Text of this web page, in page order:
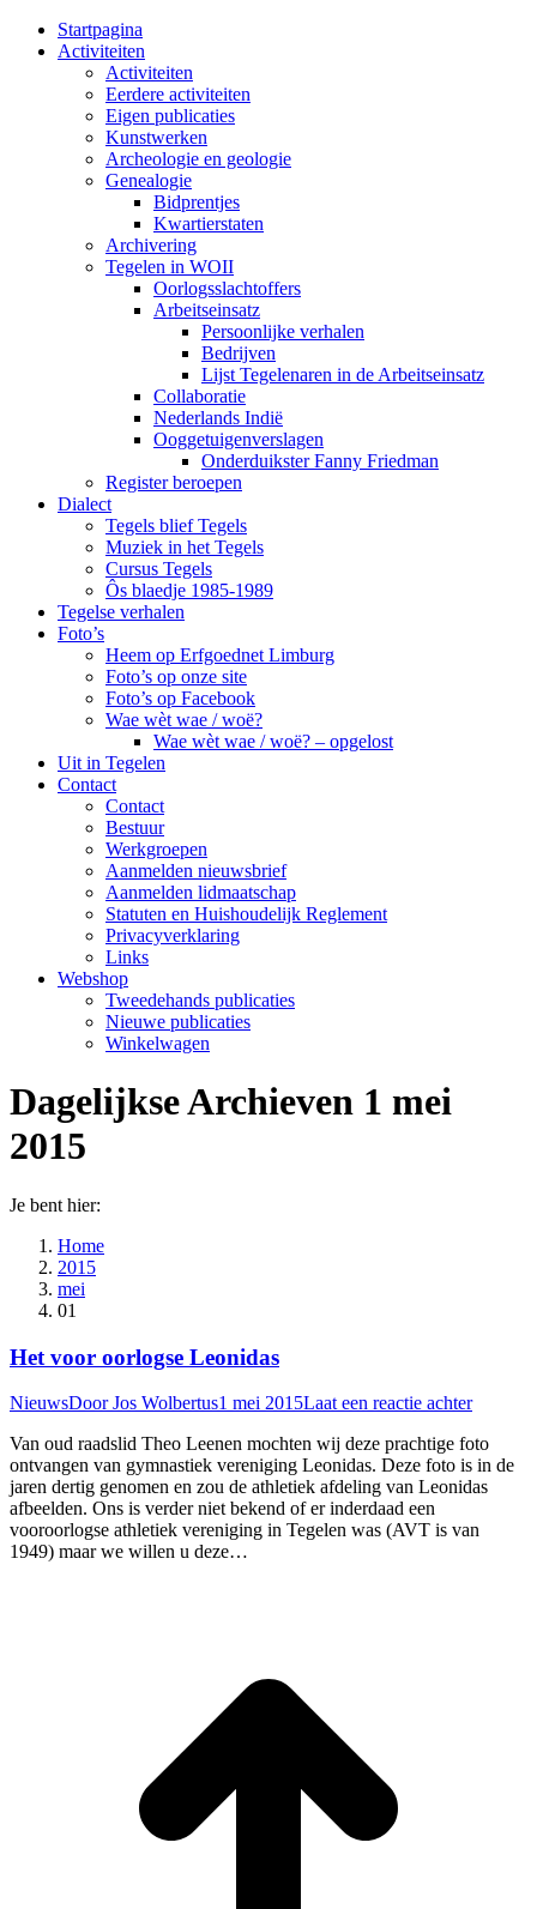
Startpagina
Activiteiten
Activiteiten
Eerdere activiteiten
Eigen publicaties
Kunstwerken
Archeologie en geologie
Genealogie
Bidprentjes
Kwartierstaten
Archivering
Tegelen in WOII
Oorlogsslachtoffers
Arbeitseinsatz
Persoonlijke verhalen
Bedrijven
Lijst Tegelenaren in de Arbeitseinsatz
Collaboratie
Nederlands Indië
Ooggetuigenverslagen
Onderduikster Fanny Friedman
Register beroepen
Dialect
Tegels blief Tegels
Muziek in het Tegels
Cursus Tegels
Ôs blaedje 1985-1989
Tegelse verhalen
Foto’s
Heem op Erfgoednet Limburg
Foto’s op onze site
Foto’s op Facebook
Wae wèt wae / woë?
Wae wèt wae / woë? – opgelost
Uit in Tegelen
Contact
Contact
Bestuur
Werkgroepen
Aanmelden nieuwsbrief
Aanmelden lidmaatschap
Statuten en Huishoudelijk Reglement
Privacyverklaring
Links
Webshop
Tweedehands publicaties
Nieuwe publicaties
Winkelwagen
Dagelijkse Archieven 1 mei
2015
Je bent hier:
Home
2015
mei
01
Het voor oorlogse Leonidas
NieuwsDoorJos Wolbertus1 mei 2015Laat een reactie achter
Van oud raadslid Theo Leenen mochten wij deze prachtige foto
ontvangen van gymnastiek vereniging Leonidas. Deze foto is in de
jaren dertig genomen en zou de athletiek afdeling van Leonidas
afbeelden. Ons is verder niet bekend of er inderdaad een
vooroorlogse athletiek vereniging in Tegelen was (AVT is van
1949) maar we willen u deze…